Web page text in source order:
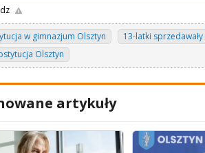
w gimnazjum Olsztyn 13-latki sprzedawały
Olsztyn
artykuły